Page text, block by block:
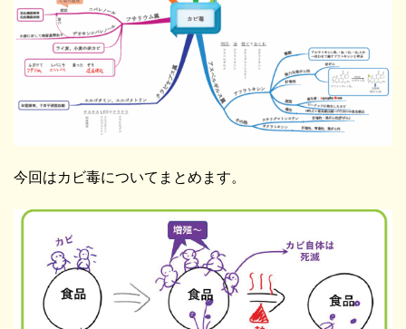
今回はカビ毒についてまとめます。